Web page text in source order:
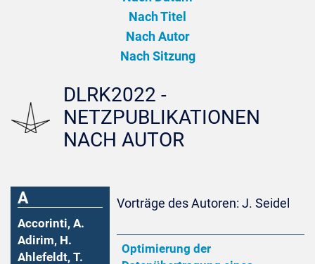
Nach Titel
Nach Autor
Nach Sitzung
DLRK2022 -
NETZPUBLIKATIONEN
NACH AUTOR
A
Accorinti, A.
Adirim, H.
Ahlefeldt, T.
Vorträge des Autoren: J. Seidel
Optimierung der